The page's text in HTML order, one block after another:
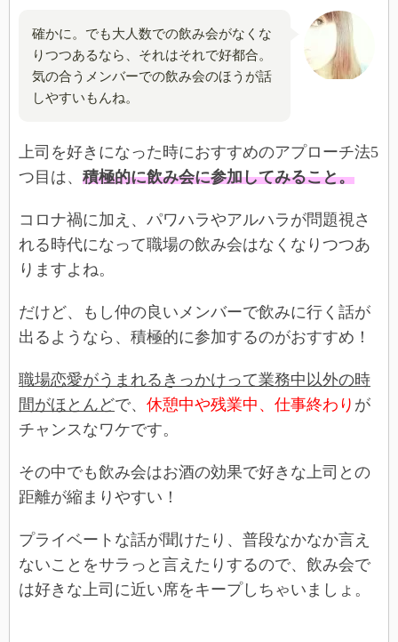
確かに。でも大人数での飲み会がなくな
りつつあるなら、それはそれで好都合。
気の合うメンバーでの飲み会のほうが話
しやすいもんね。
上司を好きになった時におすすめのアプローチ法5
つ目は、 積極的に飲み会に参加してみること。
コロナ禍に加え、パワハラやアルハラが問題視さ
れる時代になって職場の飲み会はなくなりつつあ
りますよね。
だけど、もし仲の良いメンバーで飲みに行く話が
出るようなら、積極的に参加するのがおすすめ！
職場恋愛がうまれるきっかけって業務中以外の時
間がほとんどで、 休憩中や残業中、仕事終わり が
チャンスなワケです。
その中でも飲み会はお酒の効果で好きな上司との
距離が縮まりやすい！
プライベートな話が聞けたり、普段なかなか言え
ないことをサラっと言えたりするので、飲み会で
は好きな上司に近い席をキープしちゃいましょ。